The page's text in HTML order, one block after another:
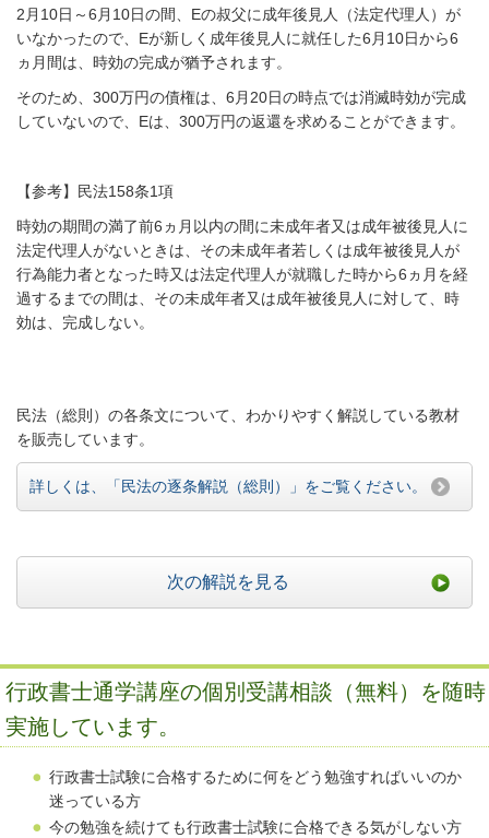
2月10日～6月10日の間、Eの叔父に成年後見人（法定代理人）が
いなかったので、Eが新しく成年後見人に就任した6月10日から6
ヵ月間は、時効の完成が猶予されます。
そのため、300万円の債権は、6月20日の時点では消滅時効が完成
していないので、Eは、300万円の返還を求めることができます。
【参考】民法158条1項
時効の期間の満了前6ヵ月以内の間に未成年者又は成年被後見人に
法定代理人がないときは、その未成年者若しくは成年被後見人が
行為能力者となった時又は法定代理人が就職した時から6ヵ月を経
過するまでの間は、その未成年者又は成年被後見人に対して、時
効は、完成しない。
民法（総則）の各条文について、わかりやすく解説している教材
を販売しています。
詳しくは、「民法の逐条解説（総則）」をご覧ください。
次の解説を見る
行政書士通学講座の個別受講相談（無料）を随時
実施しています。
行政書士試験に合格するために何をどう勉強すればいいのか
迷っている方
今の勉強を続けても行政書士試験に合格できる気がしない方